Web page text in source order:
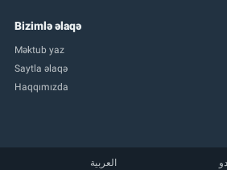
Bizimlə əlaqə
Məktub yaz
Saytla əlaqə
Haqqımızda
العربية